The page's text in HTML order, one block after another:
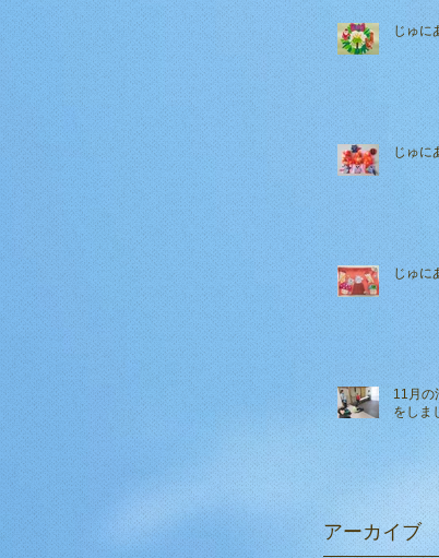
じゅ
じゅ
じゅに
11月の
をしま
アーカイブ